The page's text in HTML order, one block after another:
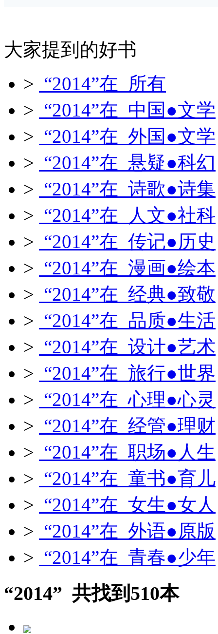
大家提到的好书
> “2014”在 所有
> “2014”在 中国●文学
> “2014”在 外国●文学
> “2014”在 悬疑●科幻
> “2014”在 诗歌●诗集
> “2014”在 人文●社科
> “2014”在 传记●历史
> “2014”在 漫画●绘本
> “2014”在 经典●致敬
> “2014”在 品质●生活
> “2014”在 设计●艺术
> “2014”在 旅行●世界
> “2014”在 心理●心灵
> “2014”在 经管●理财
> “2014”在 职场●人生
> “2014”在 童书●育儿
> “2014”在 女生●女人
> “2014”在 外语●原版
> “2014”在 青春●少年
“2014” 共找到510本